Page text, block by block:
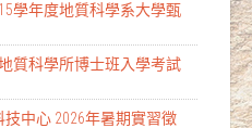
學年度地質科學系大學甄
質科學所博士班入學考試
技中心 2026年暑期實習徵